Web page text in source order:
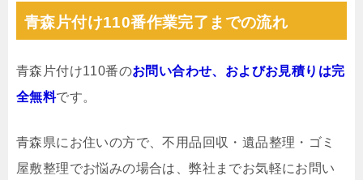
青森片付け110番作業完了までの流れ
青森片付け110番のお問い合わせ、およびお見積りは完
全無料です。
青森県にお住いの方で、不用品回収・遺品整理・ゴミ
屋敷整理でお悩みの場合は、弊社までお気軽にお問い